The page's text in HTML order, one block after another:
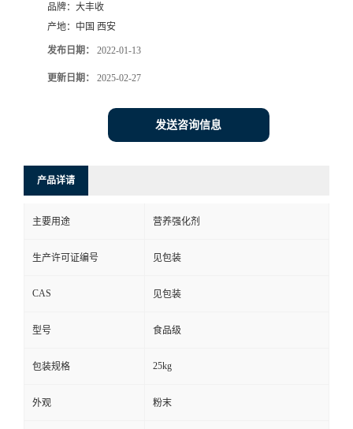
品牌： 大丰收
产地： 中国 西安
发布日期： 2022-01-13
更新日期： 2025-02-27
发送咨询信息
产品详请
主要用途 营养强化剂
生产许可证编号 见包装
CAS 见包装
型号 食品级
包装规格 25kg
外观 粉末